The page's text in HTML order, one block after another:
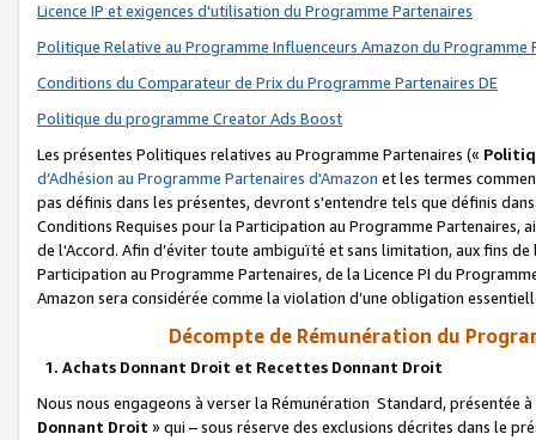
Licence IP et exigences d'utilisation du Programme Partenaires
Politique Relative au Programme Influenceurs Amazon du Programme
Conditions du Comparateur de Prix du Programme Partenaires DE
Politique du programme Creator Ads Boost
Les présentes Politiques relatives au Programme Partenaires («
d’Adhésion au Programme Partenaires d'Amazon et les termes
pas définis dans les présentes, devront s'entendre tels que définis
Conditions Requises pour la Participation au Programme Partenaires,
de l'Accord. Afin d’éviter toute ambiguïté et sans limitation, aux fins
Participation au Programme Partenaires, de la Licence PI du
Amazon sera considérée comme la violation d’une obligation
Décompte de Rémunération du
1. Achats Donnant Droit et Recettes Donnant Droit
Nous nous engageons à verser la Rémunération Standard, présentée
Donnant Droit » qui – sous réserve des exclusions décrites dans le